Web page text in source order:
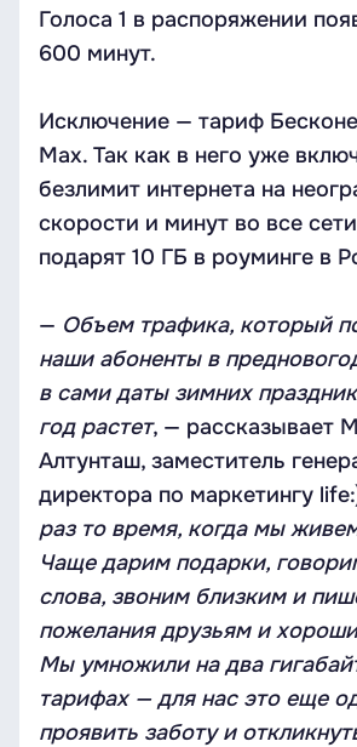
Голоса 1 в распоряжении
600 минут.
Исключение — тариф
Max. Так как в него уже
безлимит интернета на
скорости и минут во все
подарят 10 ГБ в роуминге в
— Объем трафика, который
наши абоненты в
в сами даты зимних
год растет, — рассказывает
Алтунташ, заместитель
директора по маркетингу
раз то время, когда мы
Чаще дарим подарки,
слова, звоним близким и
пожелания друзьям и
Мы умножили на два
тарифах — для нас это еще
проявить заботу и